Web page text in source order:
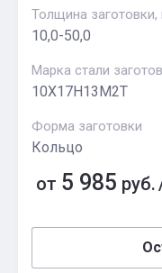
Толщина
10,0-50,0
Марка стали
10Х17Н13М2Т
Форма заготовки
Кольцо
от 5 985 руб.